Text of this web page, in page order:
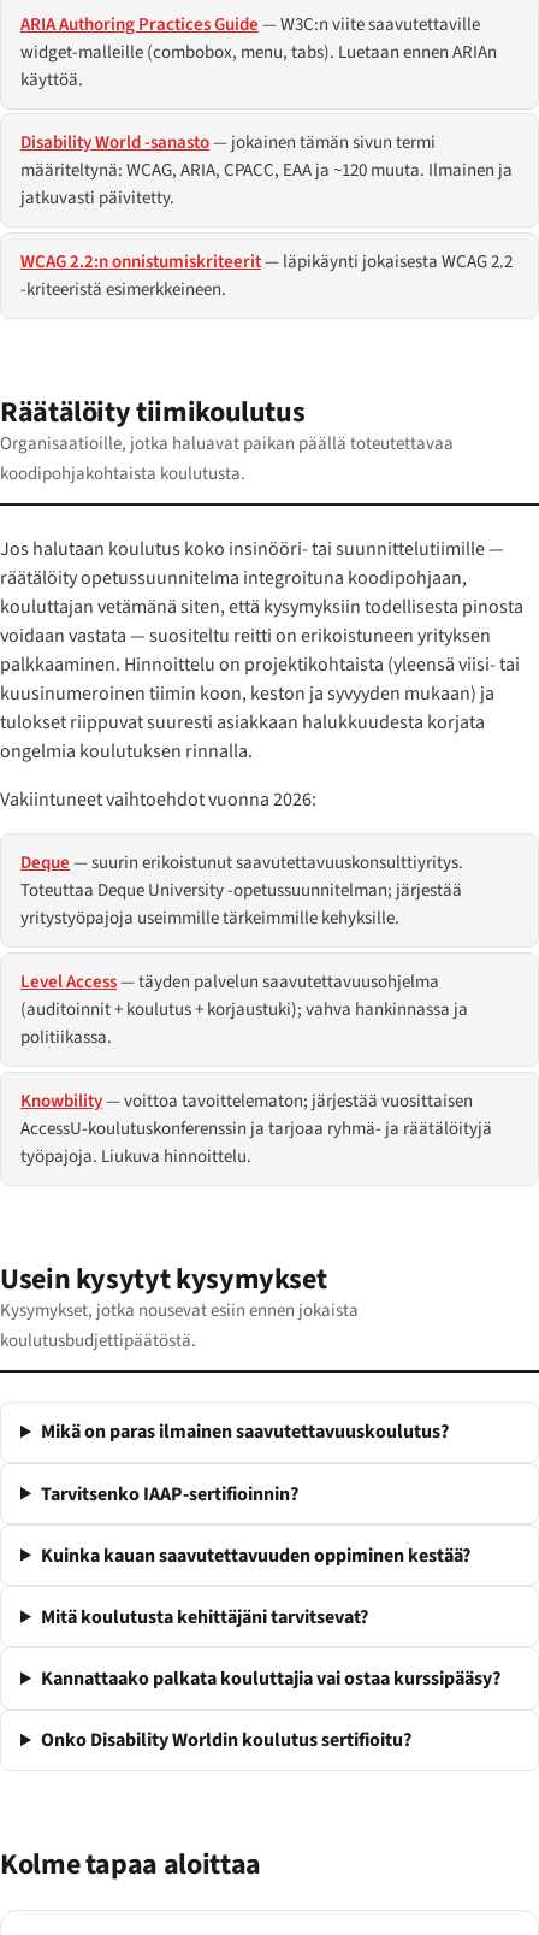
ARIA Authoring Practices Guide— W3C:n viite saavutettaville
widget-malleille (combobox, menu, tabs). Luetaan ennen ARIAn
käyttöä.
Disability World -sanasto— jokainen tämän sivun termi
määriteltynä: WCAG, ARIA, CPACC, EAA ja ~120 muuta. Ilmainen ja
jatkuvasti päivitetty.
WCAG 2.2:n onnistumiskriteerit— läpikäynti jokaisesta WCAG 2.2
-kriteeristä esimerkkeineen.
Räätälöity tiimikoulutus
Organisaatioille, jotka haluavat paikan päällä toteutettavaa
koodipohjakohtaista koulutusta.
Jos halutaan koulutus koko insinööri- tai suunnittelutiimille —
räätälöity opetussuunnitelma integroituna koodipohjaan,
kouluttajan vetämänä siten, että kysymyksiin todellisesta pinosta
voidaan vastata — suositeltu reitti on erikoistuneen yrityksen
palkkaaminen. Hinnoittelu on projektikohtaista (yleensä viisi- tai
kuusinumeroinen tiimin koon, keston ja syvyyden mukaan) ja
tulokset riippuvat suuresti asiakkaan halukkuudesta korjata
ongelmia koulutuksen rinnalla.
Vakiintuneet vaihtoehdot vuonna 2026:
Deque— suurin erikoistunut saavutettavuuskonsulttiyritys.
Toteuttaa Deque University -opetussuunnitelman; järjestää
yritystyöpajoja useimmille tärkeimmille kehyksille.
Level Access— täyden palvelun saavutettavuusohjelma
(auditoinnit + koulutus + korjaustuki); vahva hankinnassa ja
politiikassa.
Knowbility— voittoa tavoittelematon; järjestää vuosittaisen
AccessU-koulutuskonferenssin ja tarjoaa ryhmä- ja räätälöityjä
työpajoja. Liukuva hinnoittelu.
Usein kysytyt kysymykset
Kysymykset, jotka nousevat esiin ennen jokaista
koulutusbudjettipäätöstä.
Mikä on paras ilmainen saavutettavuuskoulutus?
Tarvitsenko IAAP-sertifioinnin?
Kuinka kauan saavutettavuuden oppiminen kestää?
Mitä koulutusta kehittäjäni tarvitsevat?
Kannattaako palkata kouluttajia vai ostaa kurssipääsy?
Onko Disability Worldin koulutus sertifioitu?
Kolme tapaa aloittaa